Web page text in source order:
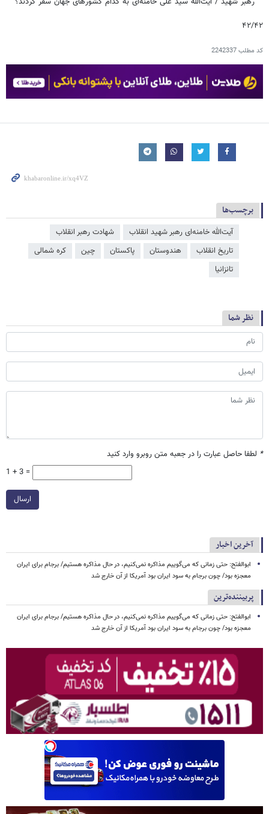
۴۲/۴۲
کد مطلب2242337
برچسب‌ها
آیت‌الله خامنه‌ای رهبر شهید انقلاب
شهادت رهبر انقلاب
تاریخ انقلاب
هندوستان پاکستان چین
کره شمالی
تانزانیا
نظر شما
* لطفا حاصل عبارت را در جعبه متن روبرو وارد کنید
1 + 3 =
ارسال
آخرین اخبار
ابوالفتح: حتی زمانی که می‌گوییم مذاکره نمی‌کنیم، در حال مذاکره هستیم/ برجام برای ایران
معجزه بود/ چون برجام به سود ایران بود آمریکا از آن خارج شد
پربیننده‌ترین
ابوالفتح: حتی زمانی که می‌گوییم مذاکره نمی‌کنیم، در حال مذاکره هستیم/ برجام برای ایران
معجزه بود/ چون برجام به سود ایران بود آمریکا از آن خارج شد